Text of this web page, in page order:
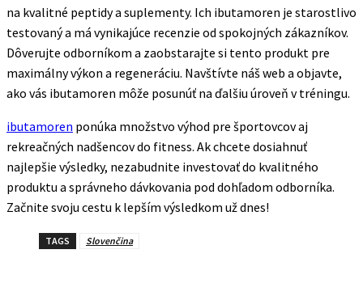
na kvalitné peptidy a suplementy. Ich ibutamoren je starostlivo
testovaný a má vynikajúce recenzie od spokojných zákazníkov.
Dôverujte odborníkom a zaobstarajte si tento produkt pre
maximálny výkon a regeneráciu. Navštívte náš web a objavte,
ako vás ibutamoren môže posunúť na ďalšiu úroveň v tréningu.
ibutamoren ponúka množstvo výhod pre športovcov aj
rekreačných nadšencov do fitness. Ak chcete dosiahnuť
najlepšie výsledky, nezabudnite investovať do kvalitného
produktu a správneho dávkovania pod dohľadom odborníka.
Začnite svoju cestu k lepším výsledkom už dnes!
TAGS Slovenčina